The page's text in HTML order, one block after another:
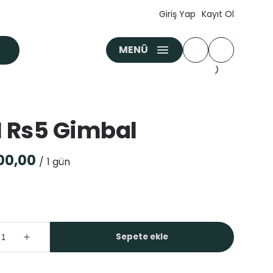
Giriş Yap Kayıt Ol
MENÜ
Rs5 Gimbal
/